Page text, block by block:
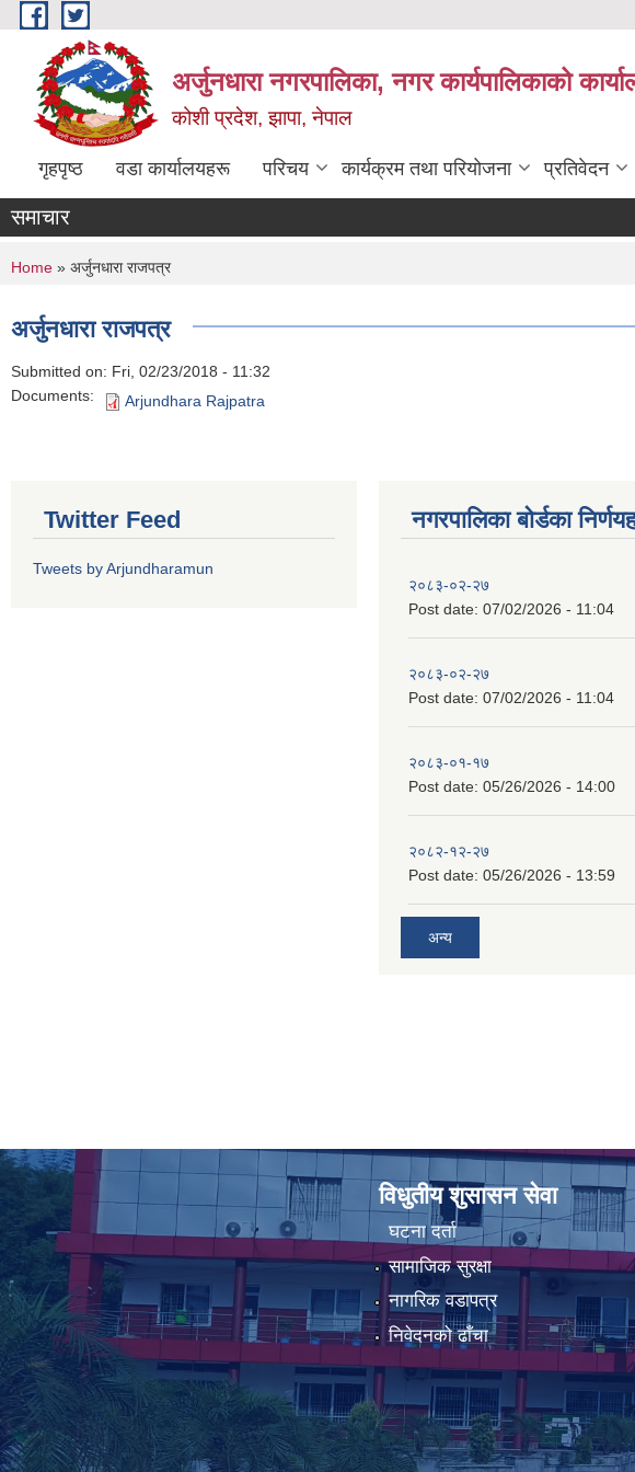
Skip to main content
अर्जुनधारा नगरपालिका, नगर कार्यपालिकाको
कोशी प्रदेश, झापा, नेपाल
गृहपृष्ठ वडा कार्यालयहरू परिचय कार्यक्रम तथा परियोजना प्रतिवेदन
समाचार
You are here
Home » अर्जुनधारा राजपत्र
अर्जुनधारा राजपत्र
Submitted on: Fri, 02/23/2018 - 11:32
Documents:
Arjundhara Rajpatra
Twitter Feed
Tweets by Arjundharamun
नगरपालिका बाेर्डका
२०८३-०२-२७
Post date: 07/02/2026 - 11:04
२०८३-०२-२७
Post date: 07/02/2026 - 11:04
२०८३-०१-१७
Post date: 05/26/2026 - 14:00
२०८२-१२-२७
Post date: 05/26/2026 - 13:59
अन्य
विधुतीय शुसासन सेवा
घटना दर्ता
सामाजिक सुरक्षा
नागरिक वडापत्र
निवेदनको ढाँचा